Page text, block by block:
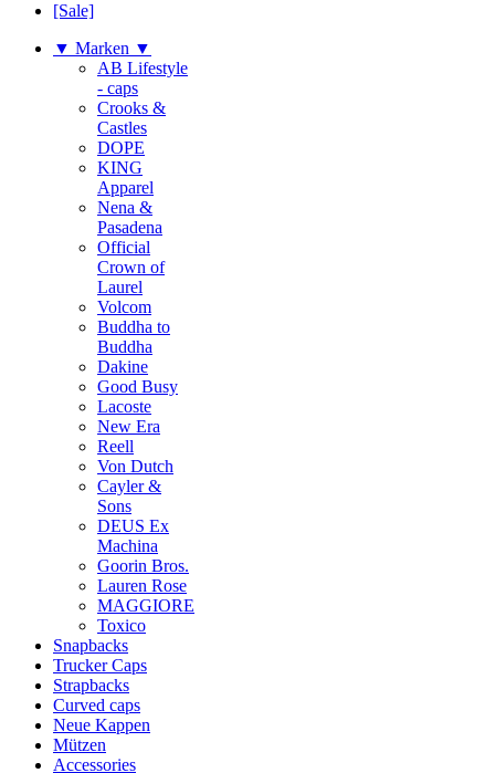
[Sale]
▼ Marken ▼
AB Lifestyle
- caps
Crooks &
Castles
DOPE
KING
Apparel
Nena &
Pasadena
Official
Crown of
Laurel
Volcom
Buddha to
Buddha
Dakine
Good Busy
Lacoste
New Era
Reell
Von Dutch
Cayler &
Sons
DEUS Ex
Machina
Goorin Bros.
Lauren Rose
MAGGIORE
Toxico
Snapbacks
Trucker Caps
Strapbacks
Curved caps
Neue Kappen
Mützen
Accessories